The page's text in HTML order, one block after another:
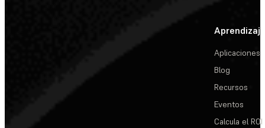
Aprendizaje
Aplicaciones
Blog
Recursos
Eventos
Calcula el ROI